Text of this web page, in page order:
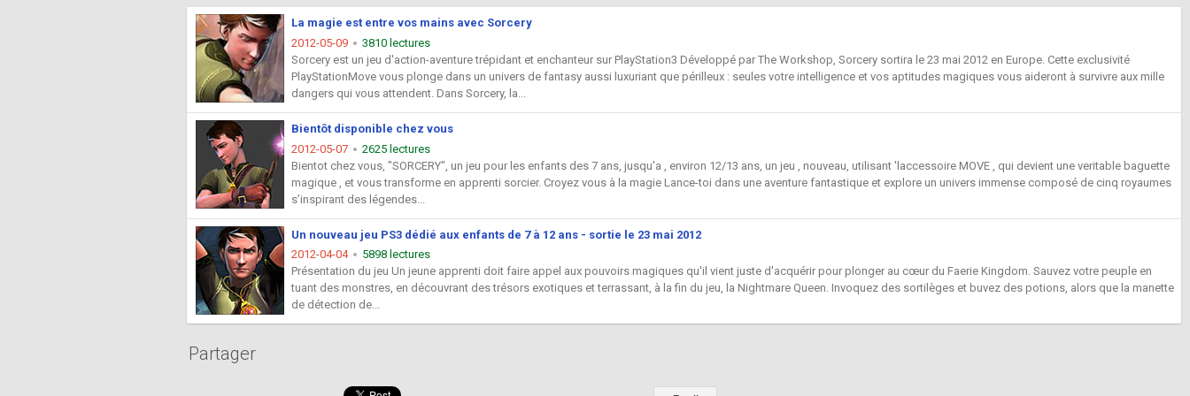
La magie est entre vos mains avec Sorcery
2012-05-09
3810 lectures
Sorcery est un jeu d'action-aventure trépidant et enchanteur sur PlayStation3 Développé par The Workshop, Sorcery sortira le 23 mai 2012 en Europe. Cette exclusivité
PlayStationMove vous plonge dans un univers de fantasy aussi luxuriant que périlleux : seules votre intelligence et vos aptitudes magiques vous aideront à survivre aux mille
dangers qui vous attendent. Dans Sorcery, la...
Bientôt disponible chez vous
2012-05-07
2625 lectures
Bientot chez vous, "SORCERY", un jeu pour les enfants des 7 ans, jusqu'a , environ 12/13 ans, un jeu , nouveau, utilisant 'laccessoire MOVE , qui devient une veritable baguette
magique , et vous transforme en apprenti sorcier. Croyez vous à la magie Lance-toi dans une aventure fantastique et explore un univers immense composé de cinq royaumes
s’inspirant des légendes...
Un nouveau jeu PS3 dédié aux enfants de 7 à 12 ans - sortie le 23 mai 2012
2012-04-04
5898 lectures
Présentation du jeu Un jeune apprenti doit faire appel aux pouvoirs magiques qu'il vient juste d'acquérir pour plonger au cœur du Faerie Kingdom. Sauvez votre peuple en
tuant des monstres, en découvrant des trésors exotiques et terrassant, à la fin du jeu, la Nightmare Queen. Invoquez des sortilèges et buvez des potions, alors que la manette
de détection de...
Partager